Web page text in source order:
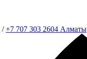
/+7 707 303 2604 Алматы